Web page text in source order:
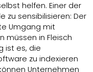
helfen. Einer der
zu sensibilisieren: Der
Umgang mit
müssen in Fleisch
ist es, die
zu indexieren
Unternehmen